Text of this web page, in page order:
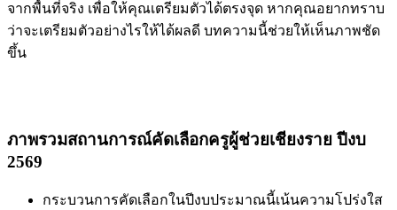
จากพื้นที่จริง เพื่อให้คุณเตรียมตัวได้ตรงจุด หากคุณอยากทราบ
ว่าจะเตรียมตัวอย่างไรให้ได้ผลดี บทความนี้ช่วยให้เห็นภาพชัด
ขึ้น
ภาพรวมสถานการณ์คัดเลือกครูผู้ช่วยเชียงราย ปีงบ
2569
กระบวนการคัดเลือกในปีงบประมาณนี้เน้นความโปร่งใส